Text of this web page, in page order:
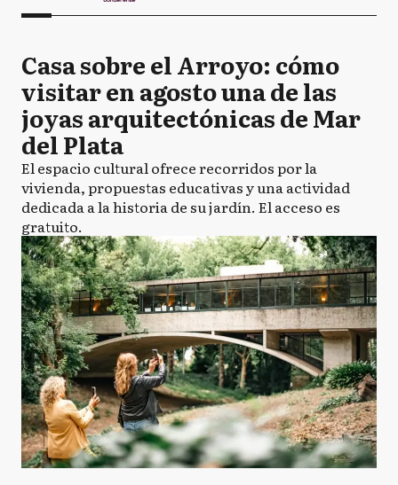
Casa sobre el Arroyo: cómo
visitar en agosto una de las
joyas arquitectónicas de Mar
del Plata
El espacio cultural ofrece recorridos por la
vivienda, propuestas educativas y una actividad
dedicada a la historia de su jardín. El acceso es
gratuito.